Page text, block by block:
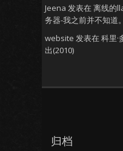
Jeena 发表在 离线的
务器-我之前并不知道。
website 发表在 科里·
出(2010)
归档